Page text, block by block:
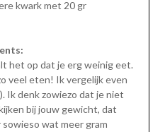
kwark met 20 gr
het op dat je erg weinig eet.
veel eten! Ik vergelijk even
Ik denk zowiezo dat je niet
bij jouw gewicht, dat
wat meer gram